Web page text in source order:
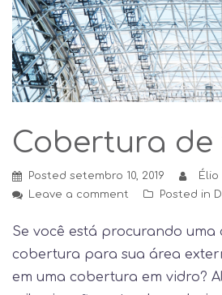
Cobertura de
Posted setembro 10, 2019
Leave a comment
Posted in
Se você está procurando uma
cobertura para sua área
em uma cobertura em vidro?